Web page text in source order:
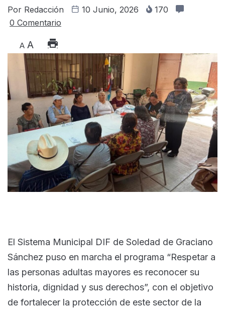
Por Redacción 10 Junio, 2026
170
0 Comentario
A A
El Sistema Municipal DIF de Soledad de Graciano
Sánchez puso en marcha el programa “Respetar a
las personas adultas mayores es reconocer su
historia, dignidad y sus derechos”, con el objetivo
de fortalecer la protección de este sector de la